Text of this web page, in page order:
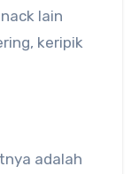
lain
keripik
adalah